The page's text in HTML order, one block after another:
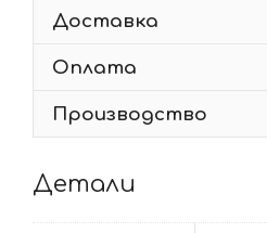
Доставка
Оплата
Производство
Детали